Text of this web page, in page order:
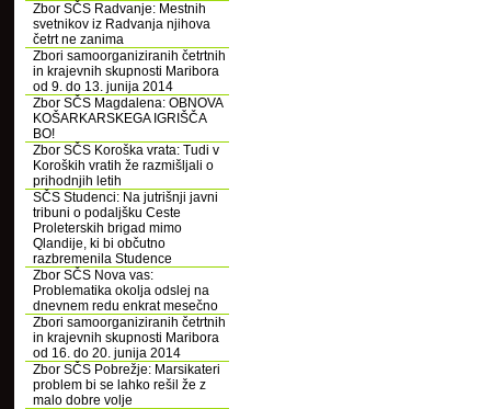
Zbor SČS Radvanje: Mestnih
svetnikov iz Radvanja njihova
četrt ne zanima
Zbori samoorganiziranih četrtnih
in krajevnih skupnosti Maribora
od 9. do 13. junija 2014
Zbor SČS Magdalena: OBNOVA
KOŠARKARSKEGA IGRIŠČA
BO!
Zbor SČS Koroška vrata: Tudi v
Koroških vratih že razmišljali o
prihodnjih letih
SČS Studenci: Na jutrišnji javni
tribuni o podaljšku Ceste
Proleterskih brigad mimo
Qlandije, ki bi občutno
razbremenila Studence
Zbor SČS Nova vas:
Problematika okolja odslej na
dnevnem redu enkrat mesečno
Zbori samoorganiziranih četrtnih
in krajevnih skupnosti Maribora
od 16. do 20. junija 2014
Zbor SČS Pobrežje: Marsikateri
problem bi se lahko rešil že z
malo dobre volje